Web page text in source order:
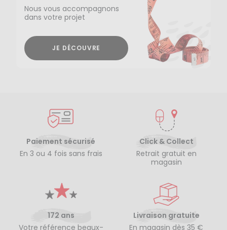
Nous vous accompagnons
dans votre projet
JE DÉCOUVRE
Paiement sécurisé
En 3 ou 4 fois sans frais
Click & Collect
Retrait gratuit en
magasin
172 ans
Votre référence beaux-
Livraison gratuite
En magasin dès 35 €